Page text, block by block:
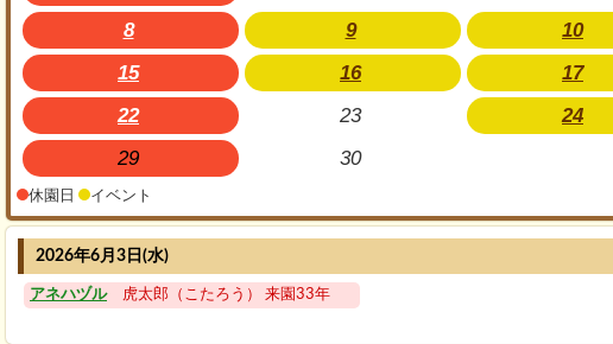
8
9 10
15
16 17
22
23 24
29
30
休園日 イベント
2026年6月3日(水)
アネハヅル 虎太郎（こたろう） 来園33年